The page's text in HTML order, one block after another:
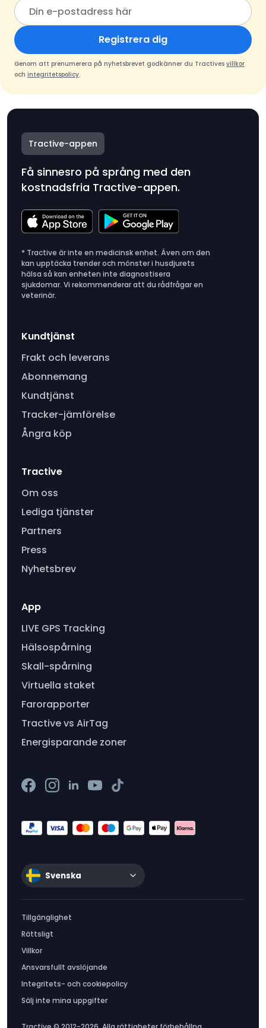
Registrera dig
Genom att prenumerera på nyhetsbrevet godkänner du Tractives villkor
och integritetspolicy.
Tractive-appen
Få sinnesro på språng med den
kostnadsfria Tractive-appen.
* Tractive är inte en medicinsk enhet. Även om den
kan upptäcka trender och mönster i husdjurets
hälsa så kan enheten inte diagnostisera
sjukdomar. Vi rekommenderar att du rådfrågar en
veterinär.
Kundtjänst
Frakt och leverans
Abonnemang
Kundtjänst
Tracker-jämförelse
Ångra köp
Tractive
Om oss
Lediga tjänster
Partners
Press
Nyhetsbrev
App
LIVE GPS Tracking
Hälsospårning
Skall-spårning
Virtuella staket
Farorapporter
Tractive vs AirTag
Energisparande zoner
Svenska
Tillgänglighet
Rättsligt
Villkor
Ansvarsfullt avslöjande
Integritets- och cookiepolicy
Sälj inte mina uppgifter